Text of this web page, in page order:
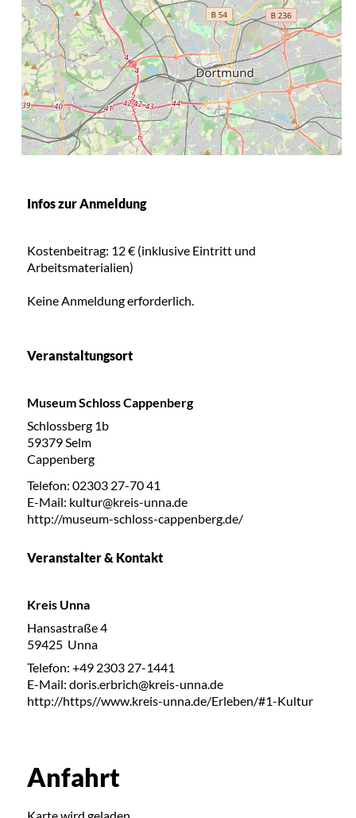
Infos zur Anmeldung
Kostenbeitrag: 12 € (inklusive Eintritt und
Arbeitsmaterialien)
Keine Anmeldung erforderlich.
Veranstaltungsort
Museum Schloss Cappenberg
Schlossberg 1b
59379 Selm
Cappenberg
Telefon: 02303 27-70 41
E-Mail: kultur@kreis-unna.de
http://museum-schloss-cappenberg.de/
Veranstalter & Kontakt
Kreis Unna
Hansastraße 4
59425 Unna
Telefon: +49 2303 27-1441
E-Mail: doris.erbrich@kreis-unna.de
http://https//www.kreis-unna.de/Erleben/#1-Kultur
Anfahrt
Karte wird geladen...